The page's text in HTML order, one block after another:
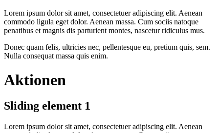
Lorem ipsum dolor sit amet, consectetuer adipiscing elit. Aenean
commodo ligula eget dolor. Aenean massa. Cum sociis natoque
penatibus et magnis dis parturient montes, nascetur ridiculus mus.
Donec quam felis, ultricies nec, pellentesque eu, pretium quis, sem.
Nulla consequat massa quis enim.
Aktionen
Sliding element 1
Lorem ipsum dolor sit amet, consectetuer adipiscing elit. Aenean